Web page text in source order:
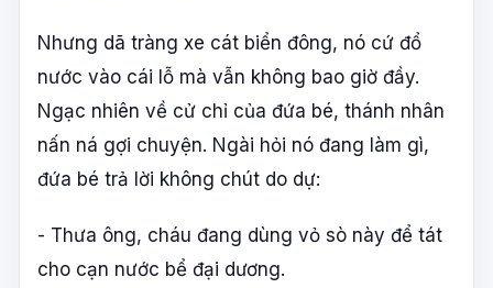
Nhưng dã tràng xe cát biển đông, nó cứ đổ
nước vào cái lỗ mà vẫn không bao giờ đầy.
Ngạc nhiên về cử chỉ của đứa bé, thánh nhân
nấn ná gợi chuyện. Ngài hỏi nó đang làm gì,
đứa bé trả lời không chút do dự:
- Thưa ông, cháu đang dùng vỏ sò này để tát
cho cạn nước bể đại dương.